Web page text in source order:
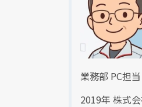
業務部 PC担当
2019年 株式